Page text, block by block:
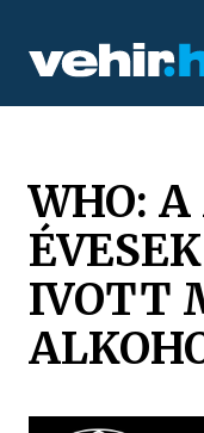
WHO: A
IVOTT